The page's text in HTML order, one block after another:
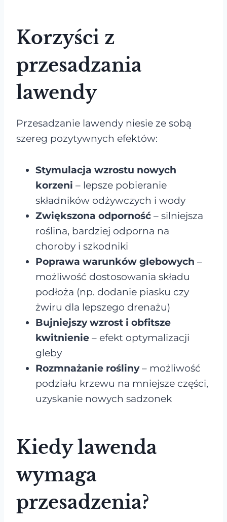
Korzyści z
przesadzania
lawendy
Przesadzanie lawendy niesie ze sobą
szereg pozytywnych efektów:
Stymulacja wzrostu nowych
korzeni – lepsze pobieranie
składników odżywczych i wody
Zwiększona odporność – silniejsza
roślina, bardziej odporna na
choroby i szkodniki
Poprawa warunków glebowych –
możliwość dostosowania składu
podłoża (np. dodanie piasku czy
żwiru dla lepszego drenażu)
Bujniejszy wzrost i obfitsze
kwitnienie – efekt optymalizacji
gleby
Rozmnażanie rośliny– możliwość
podziału krzewu na mniejsze części,
uzyskanie nowych sadzonek
Kiedy lawenda
wymaga
przesadzenia?